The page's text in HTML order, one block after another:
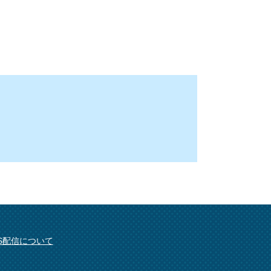
配信について